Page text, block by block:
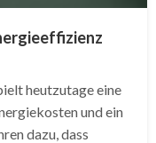
heutzutage eine
und ein
dazu, dass